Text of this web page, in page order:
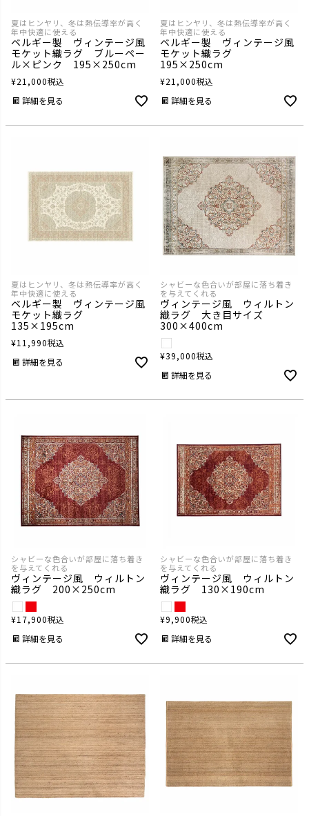
夏はヒンヤリ、冬は熱伝導率が高く
年中快適に使える
ベルギー製 ヴィンテージ風
モケット織ラグ ブルーペー
ル×ピンク 195×250cm
¥21,000税込
詳細を見る
夏はヒンヤリ、冬は熱伝導率が高く
年中快適に使える
ベルギー製 ヴィンテージ風
モケット織ラグ
195×250cm
¥21,000税込
詳細を見る
夏はヒンヤリ、冬は熱伝導率が高く
年中快適に使える
ベルギー製 ヴィンテージ風
モケット織ラグ
135×195cm
¥11,990税込
詳細を見る
シャビーな色合いが部屋に落ち着き
を与えてくれる
ヴィンテージ風 ウィルトン
織ラグ 大き目サイズ
300×400cm
¥39,000税込
詳細を見る
シャビーな色合いが部屋に落ち着き
を与えてくれる
ヴィンテージ風 ウィルトン
織ラグ 200×250cm
¥17,900税込
詳細を見る
シャビーな色合いが部屋に落ち着き
を与えてくれる
ヴィンテージ風 ウィルトン
織ラグ 130×190cm
¥9,900税込
詳細を見る